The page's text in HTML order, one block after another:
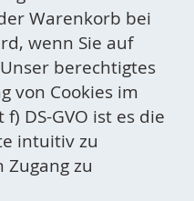
Warenkorb bei
wenn Sie auf
berechtigtes
von Cookies im
DS-GVO ist es die
intuitiv zu
zu